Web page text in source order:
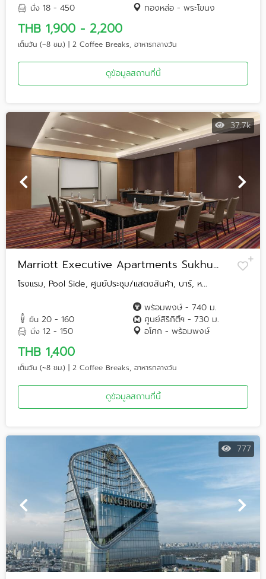
นั่ง 18 - 450
ทองหล่อ - พระโขนง
THB 1,900 - 2,200
เต็มวัน (~8 ชม.) | 2 Coffee Breaks, อาหารกลางวัน
ดูข้อมูลสถานที่นี้
37.7k
Marriott Executive Apartments Sukhu...
โรงแรม, Pool Side, ศูนย์ประชุม/แสดงสินค้า, บาร์, ห...
ยืน 20 - 160
นั่ง 12 - 150
พร้อมพงษ์ - 740 ม.
ศูนย์สิริกิติ์ฯ - 730 ม.
อโศก - พร้อมพงษ์
THB 1,400
เต็มวัน (~8 ชม.) | 2 Coffee Breaks, อาหารกลางวัน
ดูข้อมูลสถานที่นี้
777